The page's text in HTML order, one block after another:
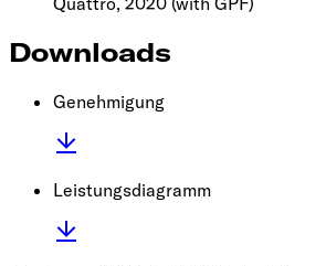
Downloads
Genehmigung
Leistungsdiagramm